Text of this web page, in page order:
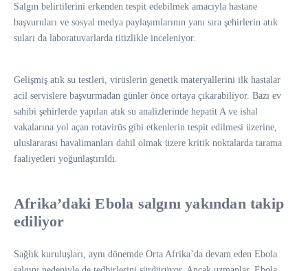
Salgın belirtilerini erkenden tespit edebilmek amacıyla hastane
başvuruları ve sosyal medya paylaşımlarının yanı sıra şehirlerin atık
suları da laboratuvarlarda titizlikle inceleniyor.
Gelişmiş atık su testleri, virüslerin genetik materyallerini ilk hastalar
acil servislere başvurmadan günler önce ortaya çıkarabiliyor. Bazı ev
sahibi şehirlerde yapılan atık su analizlerinde hepatit A ve ishal
vakalarına yol açan rotavirüs gibi etkenlerin tespit edilmesi üzerine,
uluslararası havalimanları dahil olmak üzere kritik noktalarda tarama
faaliyetleri yoğunlaştırıldı.
Afrika’daki Ebola salgını yakından takip
ediliyor
Sağlık kuruluşları, aynı dönemde Orta Afrika’da devam eden Ebola